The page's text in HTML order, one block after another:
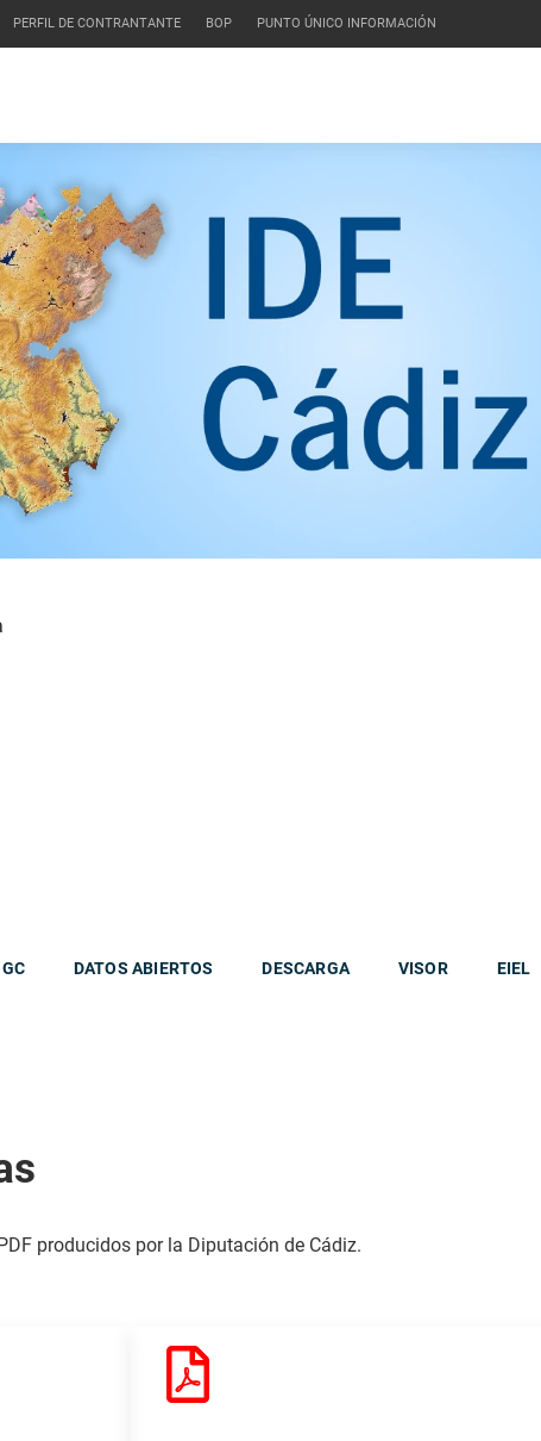
PERFIL DE CONTRANTANTE BOP PUNTO ÚNICO INFORMACIÓN
DATOS ABIERTOS DESCARGA VISOR EIEL
producidos por la Diputación de Cádiz.